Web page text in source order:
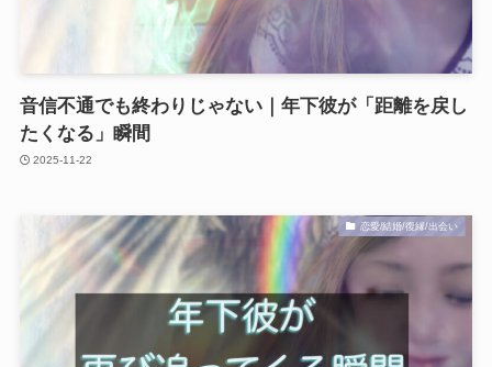
音信不通でも終わりじゃない｜年下彼が「距離を戻し
たくなる」瞬間
2025-11-22
恋愛/結婚/復縁/出会い